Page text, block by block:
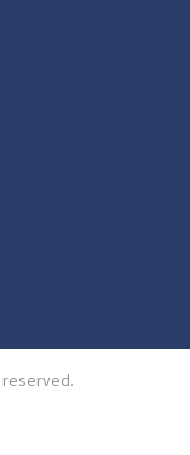
reserved.